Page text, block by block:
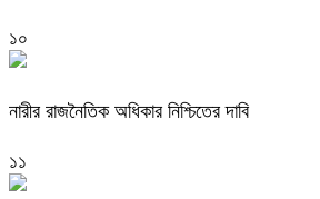
১০
নারীর রাজনৈতিক অধিকার নিশ্চিতের দাবি
১১